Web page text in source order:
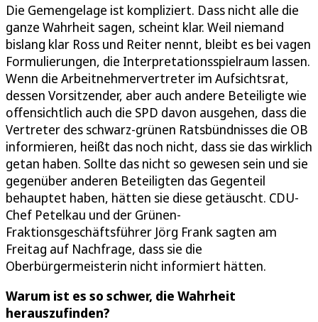
Die Gemengelage ist kompliziert. Dass nicht alle die
ganze Wahrheit sagen, scheint klar. Weil niemand
bislang klar Ross und Reiter nennt, bleibt es bei vagen
Formulierungen, die Interpretationsspielraum lassen.
Wenn die Arbeitnehmervertreter im Aufsichtsrat,
dessen Vorsitzender, aber auch andere Beteiligte wie
offensichtlich auch die SPD davon ausgehen, dass die
Vertreter des schwarz-grünen Ratsbündnisses die OB
informieren, heißt das noch nicht, dass sie das wirklich
getan haben. Sollte das nicht so gewesen sein und sie
gegenüber anderen Beteiligten das Gegenteil
behauptet haben, hätten sie diese getäuscht. CDU-
Chef Petelkau und der Grünen-
Fraktionsgeschäftsführer Jörg Frank sagten am
Freitag auf Nachfrage, dass sie die
Oberbürgermeisterin nicht informiert hätten.
Warum ist es so schwer, die Wahrheit
herauszufinden?